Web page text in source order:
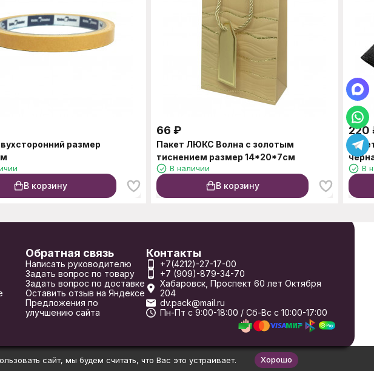
размер
В корзину
66 ₽
Пакет ЛЮКС Волна с золотым
тиснением размер 14*20*7см
В наличии
В корзину
220
В
Обратная связь
Написать руководителю
Задать вопрос по товару
Задать вопрос по доставке
Оставить отзыв на Яндексе
Предложения по
улучшению сайта
Контакты
+7(4212)-27-17-00
+7 (909)-879-34-70
Хабаровск, Проспект 60 лет Октября
204
dv.pack@mail.ru
Пн-Пт с 9:00-18:00 / Сб-Вс с 10:00-17:00
сайт, мы будем считать, что Вас это устраивает. Хорошо